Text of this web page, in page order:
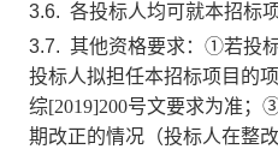
3.6. 各投标人均可就本招标
3.7. 其他资格要求： ①若投
投标人拟担任本招标项目的
综[2019]200号文要求为准
期改正的情况（投标人在整